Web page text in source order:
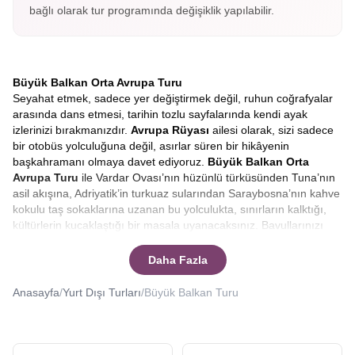
bağlı olarak tur programında değişiklik yapılabilir.
Büyük Balkan Orta Avrupa Turu
Seyahat etmek, sadece yer değiştirmek değil, ruhun coğrafyalar
arasında dans etmesi, tarihin tozlu sayfalarında kendi ayak
izlerinizi bırakmanızdır. Avrupa Rüyası ailesi olarak, sizi sadece
bir otobüs yolculuğuna değil, asırlar süren bir hikâyenin
başkahramanı olmaya davet ediyoruz. Büyük Balkan Orta
Avrupa Turu ile Vardar Ovası’nın hüzünlü türküsünden Tuna’nın
asil akışına, Adriyatik’in turkuaz sularından Saraybosna’nın kahve
kokulu taş sokaklarına uzanan bu yolculukta, sınırların kalktığı,
kültürlerin kucaklaştığı bir masala uyanacaksınız. Bavullarınızı
çok daha fazlasını vaat ediyor.Büyük balkan turunda hangi
en iyi Balkan turu hangisi?
yanıt vereceğiz.
Daha Fazla
Anasayfa/Yurt Dışı Turları/Büyük Balkan Turu